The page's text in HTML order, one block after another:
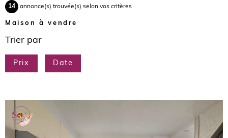
14 annonce(s) trouvée(s) selon vos critères
Maison à vendre
Trier par
Prix Date